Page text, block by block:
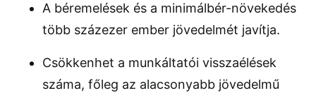
A béremelések és a minimálbér-növekedés
több százezer ember jövedelmét javítja.
Csökkenhet a munkáltatói visszaélések
száma, főleg az alacsonyabb jövedelmű